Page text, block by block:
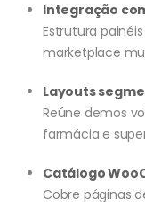
Integração
Estrutura
marketplace
Layouts
Reúne demos
farmácia e
Catálogo
Cobre páginas